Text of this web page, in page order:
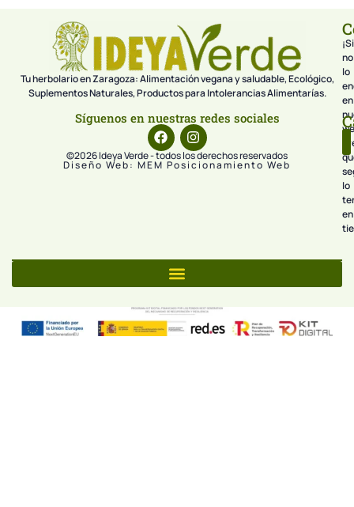
Tu herbolario en Zaragoza: Alimentación vegana y saludable, Ecológico,
Suplementos Naturales, Productos para Intolerancias Alimentarías.
Síguenos en nuestras redes sociales
©2026 Ideya Verde - todos los derechos reservados
Diseño Web: MEM Posicionamiento Web
¡Si
no
lo
en
lo
en